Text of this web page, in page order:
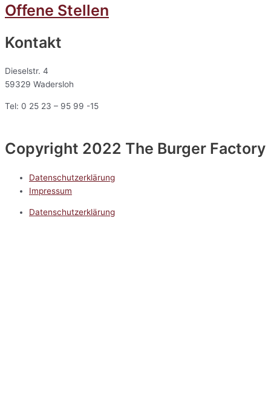
Offene Stellen
Kontakt
Dieselstr. 4
59329 Wadersloh
Tel: 0 25 23 – 95 99 -15
Copyright 2022 The Burger Factory
Datenschutzerklärung
Impressum
Datenschutzerklärung